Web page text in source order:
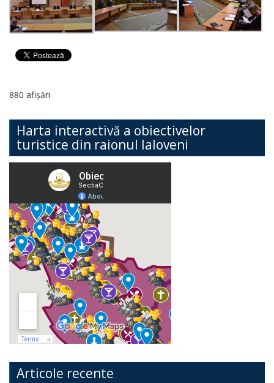
880 afișări
Harta interactivă a obiectivelor
turistice din raionul Ialoveni
Articole recente